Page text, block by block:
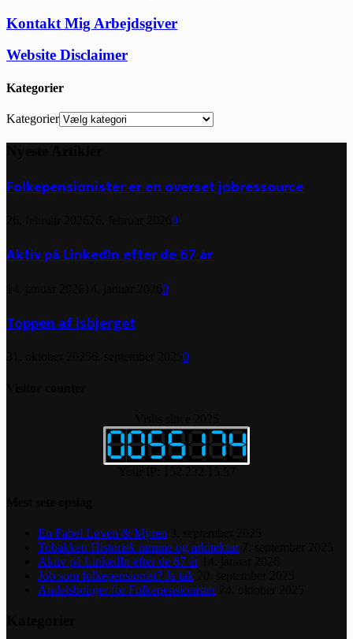
Kontakt Mig Arbejdsgiver
Website Disclaimer
Kategorier
Kategorier
Folkepensionister er en overset jobressource
0
Aktiv på LinkedIn efter de 67 år
0
Toppen af isbjerget
0
En Fabel Løven & Myren
Tobakken Historisk ramme og arkitektur
Aktiv på LinkedIn efter de 67 år
Job som folkepensionist? Ja tak
Andelsboliger for Folkepensionister